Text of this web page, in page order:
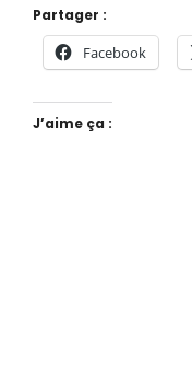
Partager :
Facebook
J’aime ça :